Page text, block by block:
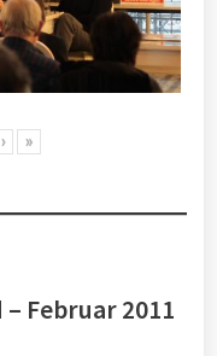
› »
Februar 2011